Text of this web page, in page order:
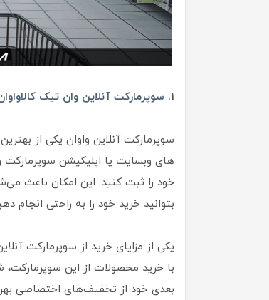
۱. سوپرمارکت آنلاین وان تیک
سوپرمارکت آنلاین واوان یکی از
های وبسایت یا اپلیکیشن
خود را ثبت کنید. این امکان باعث
بتوانید خرید خود را به راحتی انجام
یکی از مزایای خرید از سوپرمارکت
با خرید محصولات از این
بعدی خود از تخفیف‌های اختصاصی